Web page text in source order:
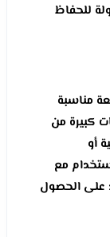
للحفاظ
مناسبة
كبيرة من
أو
مع
على الحصول